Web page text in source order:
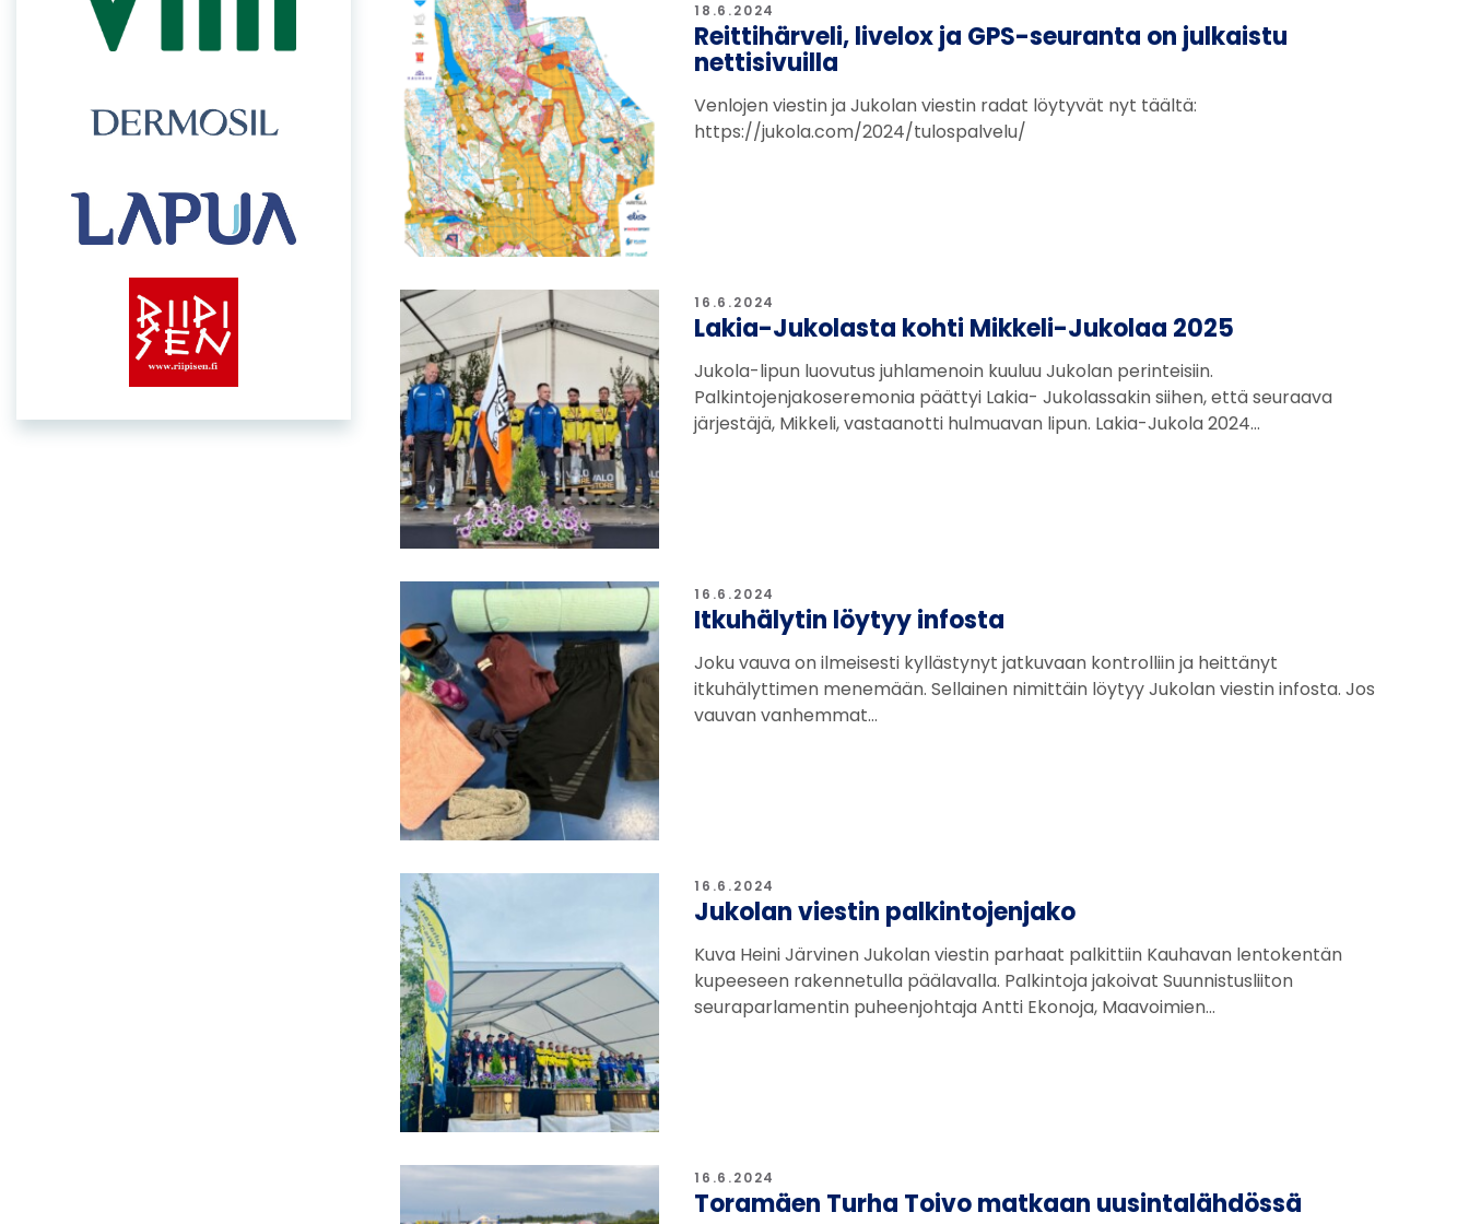
18.6.2024
Reittihärveli, livelox ja GPS-seuranta on julkaistu
nettisivuilla
Venlojen viestin ja Jukolan viestin radat löytyvät nyt täältä:
https://jukola.com/2024/tulospalvelu/
16.6.2024
Lakia-Jukolasta kohti Mikkeli-Jukolaa 2025
Jukola-lipun luovutus juhlamenoin kuuluu Jukolan perinteisiin.
Palkintojenjakoseremonia päättyi Lakia- Jukolassakin siihen, että seuraava
järjestäjä, Mikkeli, vastaanotti hulmuavan lipun. Lakia-Jukola 2024…
16.6.2024
Itkuhälytin löytyy infosta
Joku vauva on ilmeisesti kyllästynyt jatkuvaan kontrolliin ja heittänyt
itkuhälyttimen menemään. Sellainen nimittäin löytyy Jukolan viestin infosta. Jos
vauvan vanhemmat…
16.6.2024
Jukolan viestin palkintojenjako
Kuva Heini Järvinen Jukolan viestin parhaat palkittiin Kauhavan lentokentän
kupeeseen rakennetulla päälavalla. Palkintoja jakoivat Suunnistusliiton
seuraparlamentin puheenjohtaja Antti Ekonoja, Maavoimien…
16.6.2024
Toramäen Turha Toivo matkaan uusintalähdössä